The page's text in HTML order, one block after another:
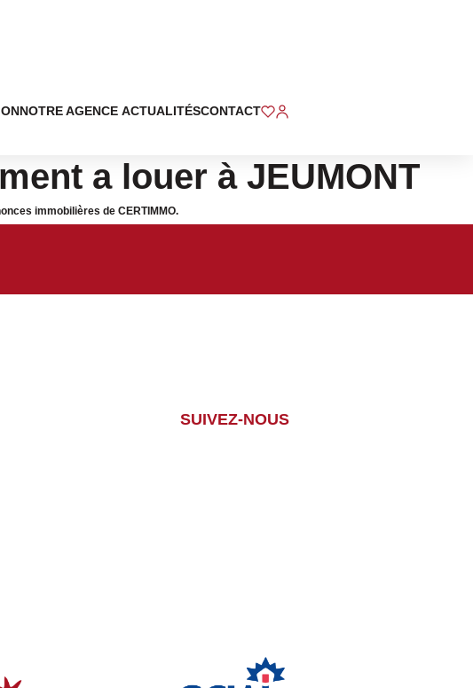
NOTRE ÉTUDE ACTUALITÉSCONTACT
a louer à JEUMONT
immobilières de CERTIMMO.
SUIVEZ-NOUS